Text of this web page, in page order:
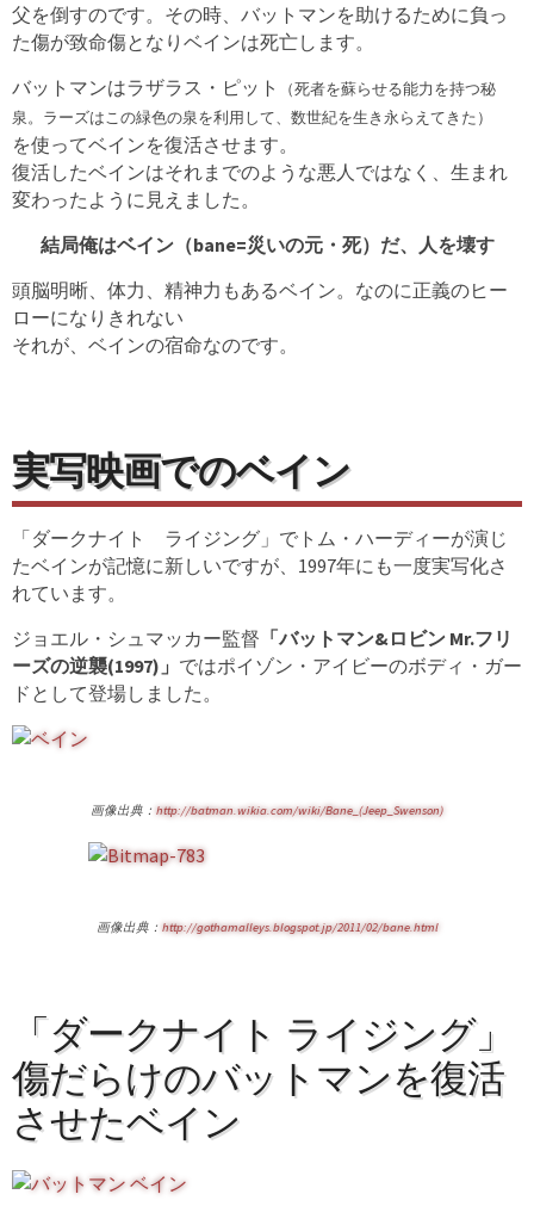
父を倒すのです。その時、バットマンを助けるために負っ
た傷が致命傷となりベインは死亡します。
バットマンはラザラス・ピット
（死者を蘇らせる能力を持つ秘
泉。ラーズはこの緑色の泉を利用して、数世紀を生き永らえてきた）
を使ってベインを復活させます。
復活したベインはそれまでのような悪人ではなく、生まれ
変わったように見えました。
結局俺はベイン（bane=災いの元・死）だ、人を壊す
頭脳明晰、体力、精神力もあるベイン。なのに正義のヒー
ローになりきれない
それが、ベインの宿命なのです。
実写映画でのベイン
「ダークナイト ライジング」でトム・ハーディーが演じ
たベインが記憶に新しいですが、1997年にも一度実写化さ
れています。
ジョエル・シュマッカー監督 「バットマン&ロビン Mr.フリ
ーズの逆襲(1997)」 ではポイゾン・アイビーのボディ・ガー
ドとして登場しました。
画像出典： http://batman.wikia.com/wiki/Bane_(Jeep_Swenson)
画像出典： http://gothamalleys.blogspot.jp/2011/02/bane.html
「ダークナイト ライジング」
傷だらけのバットマンを復活
させたベイン